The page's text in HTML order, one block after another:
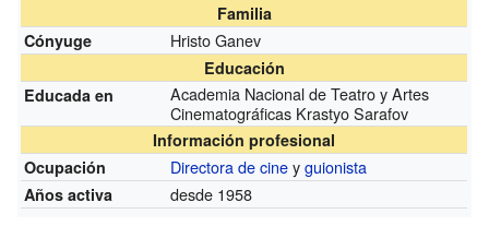
Familia
Cónyuge
Hristo Ganev
Educación
Educada en
Academia Nacional de Teatro y Artes
Cinematográficas Krastyo Sarafov
Información profesional
Ocupación
Directora de cineyguionista
Años activa desde 1958